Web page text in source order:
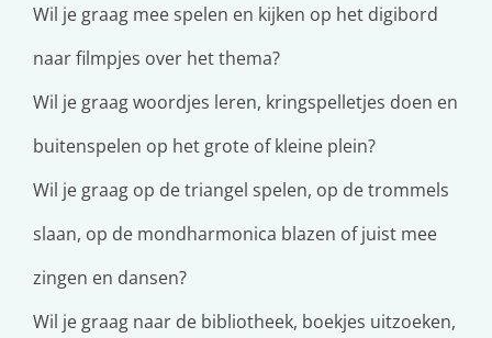
Wil je graag mee spelen en kijken op het digibord
naar filmpjes over het thema?
Wil je graag woordjes leren, kringspelletjes doen en
buitenspelen op het grote of kleine plein?
Wil je graag op de triangel spelen, op de trommels
slaan, op de mondharmonica blazen of juist mee
zingen en dansen?
Wil je graag naar de bibliotheek, boekjes uitzoeken,